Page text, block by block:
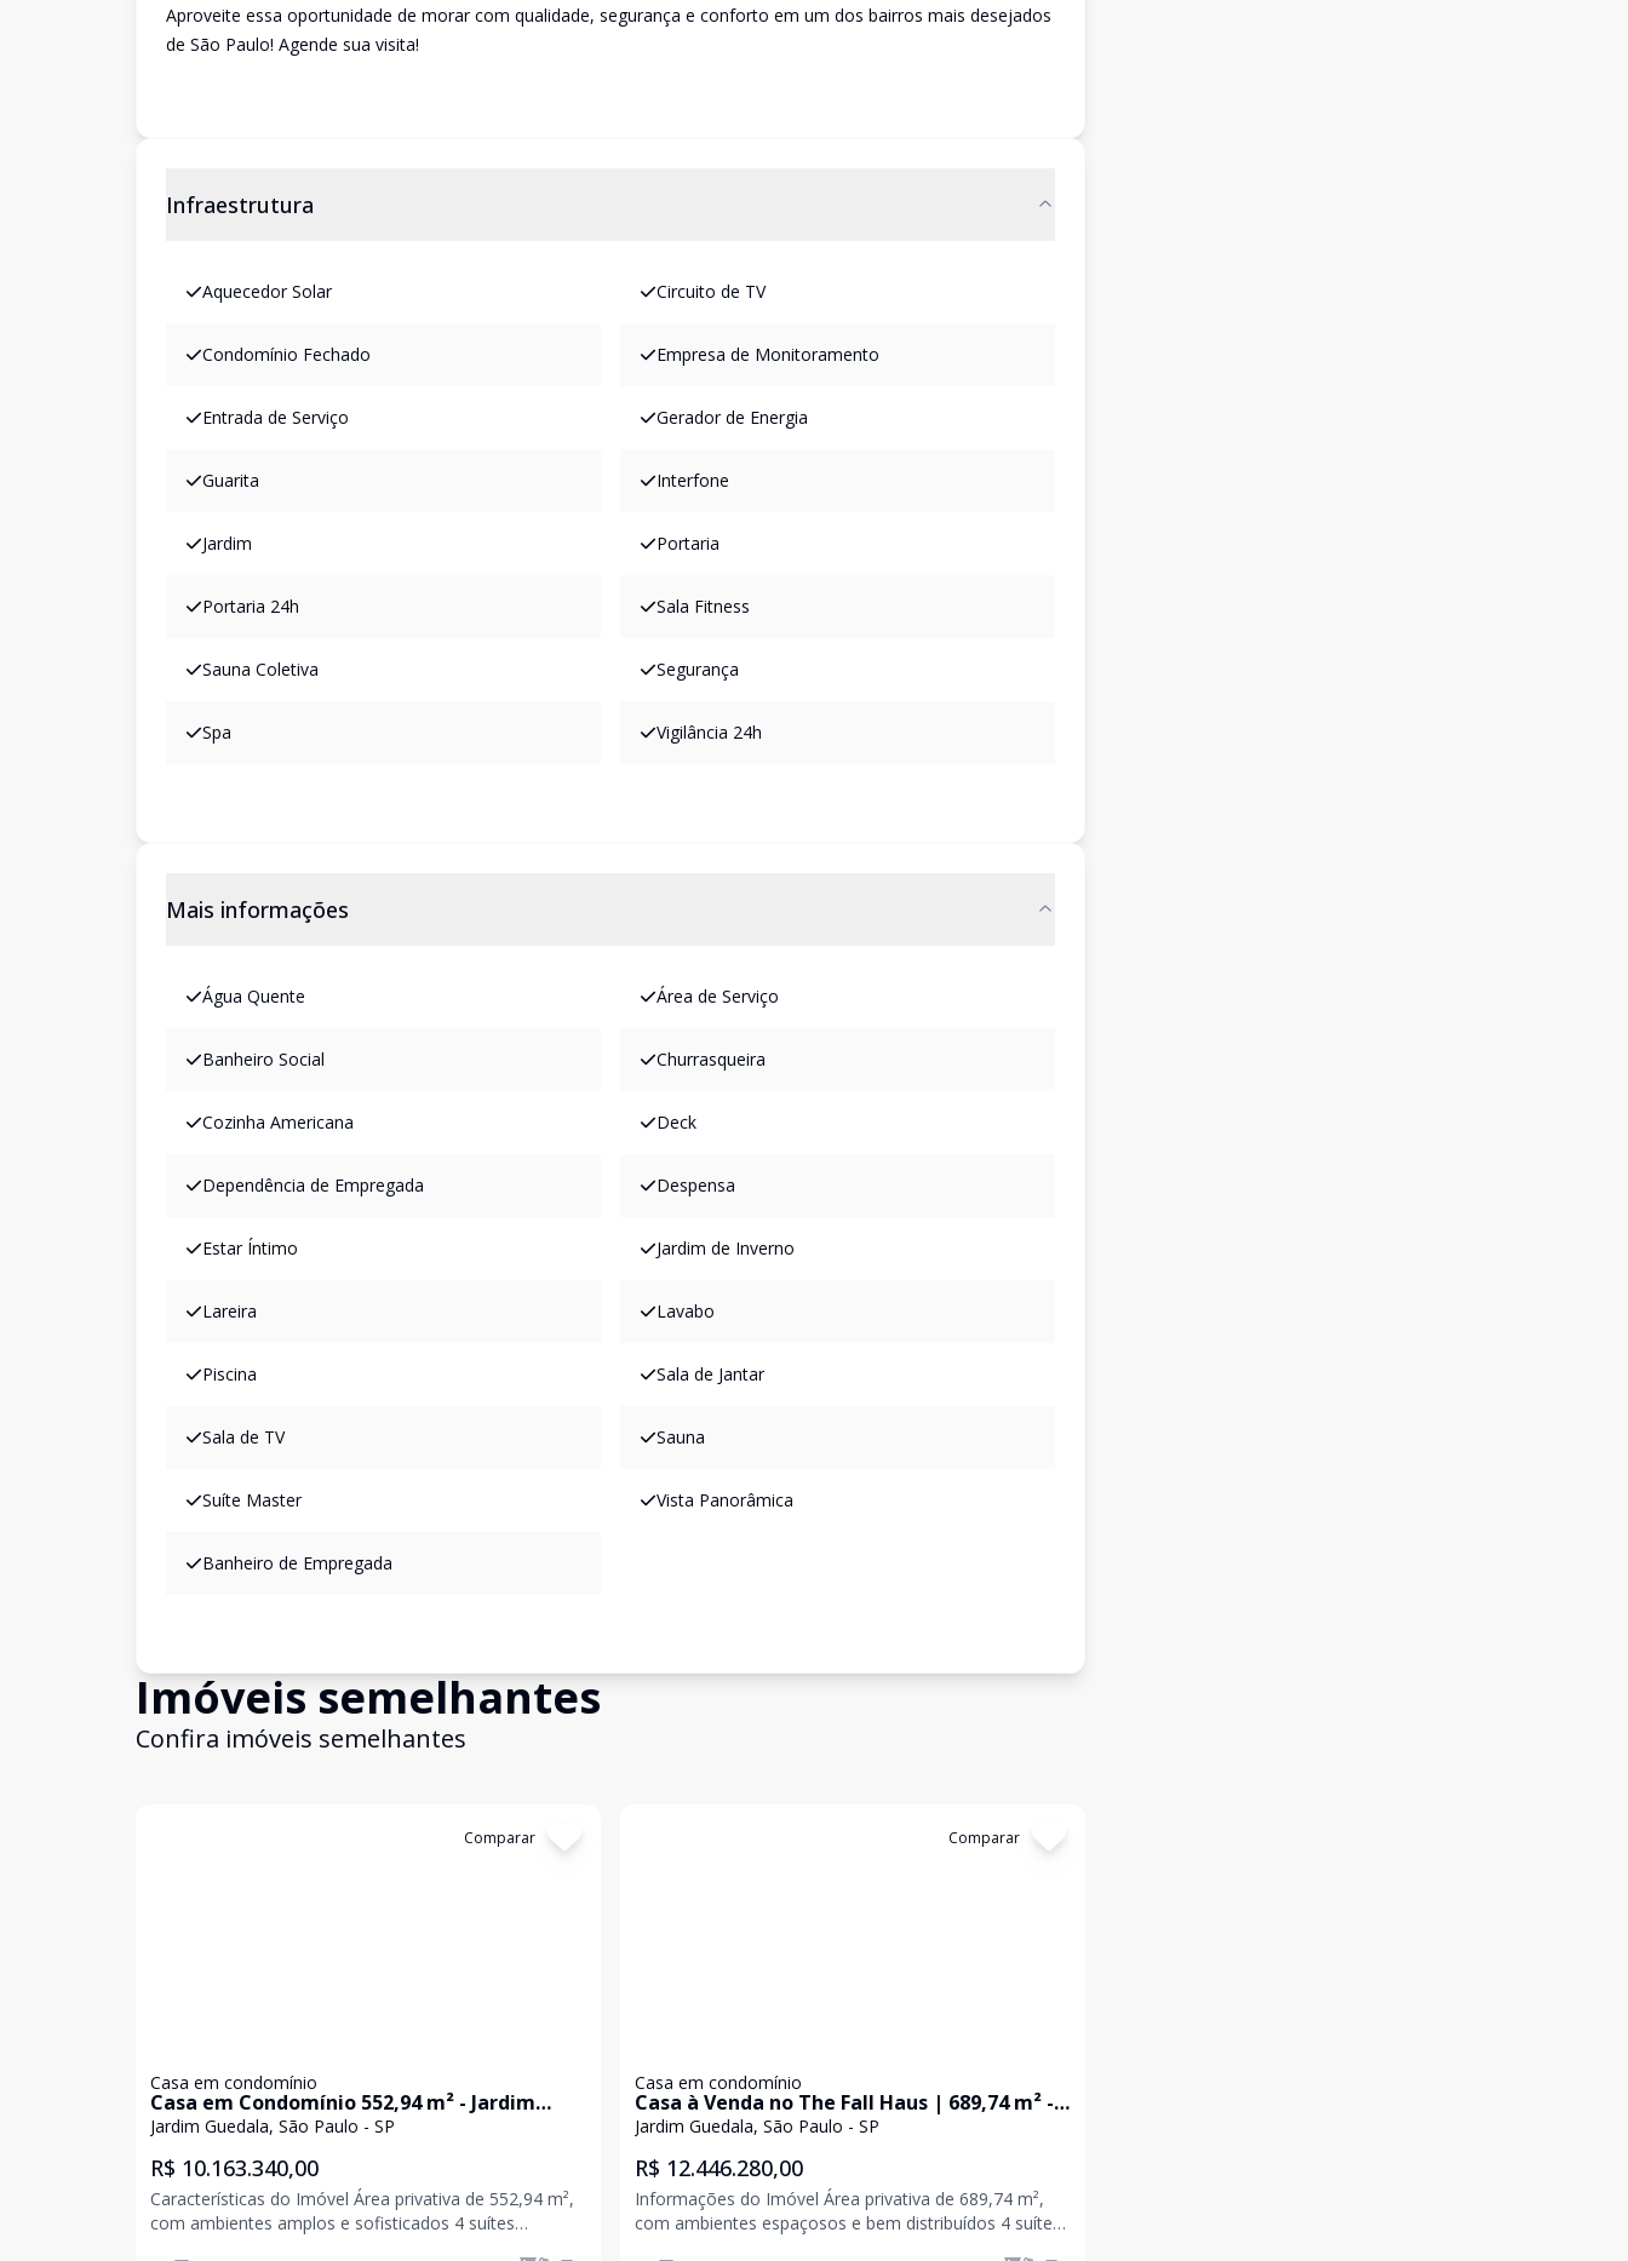
Aproveite essa oportunidade de morar com qualidade, segurança e conforto em um dos bairros mais desejados
de São Paulo! Agende sua visita!
Infraestrutura
Aquecedor Solar Circuito de TV
Condomínio Fechado Empresa de Monitoramento
Entrada de Serviço Gerador de Energia
Guarita Interfone
Jardim Portaria
Portaria 24h Sala Fitness
Sauna Coletiva Segurança
Spa Vigilância 24h
Mais informações
Água Quente Área de Serviço
Banheiro Social Churrasqueira
Cozinha Americana Deck
Dependência de Empregada Despensa
Estar Íntimo Jardim de Inverno
Lareira Lavabo
Piscina Sala de Jantar
Sala de TV Sauna
Suíte Master Vista Panorâmica
Banheiro de Empregada
Imóveis semelhantes
Confira imóveis semelhantes
Comparar
Casa em condomínio
Casa em Condomínio 552,94 m² - Jardim
Guedala, São Paulo
Jardim Guedala, São Paulo - SP
R$ 10.163.340,00
Características do Imóvel Área privativa de 552,94 m²,
com ambientes amplos e sofisticados 4 suítes
Comparar
Casa em condomínio
Casa à Venda no The Fall Haus | 689,74 m² -
Jardim Guedala, São Paulo
Jardim Guedala, São Paulo - SP
R$ 12.446.280,00
Informações do Imóvel Área privativa de 689,74 m²,
com ambientes espaçosos e bem distribuídos 4 suítes,